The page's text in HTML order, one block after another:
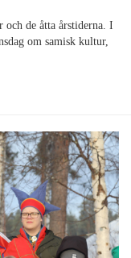
och de åtta årstiderna. I
om samisk kultur,